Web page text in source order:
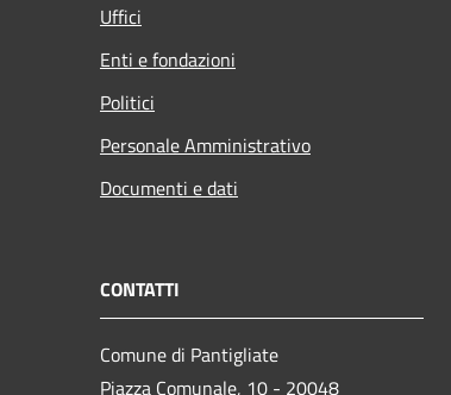
Uffici
Enti e fondazioni
Politici
Personale Amministrativo
Documenti e dati
CONTATTI
Comune di Pantigliate
Piazza Comunale, 10 - 20048